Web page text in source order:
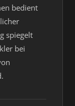
bedient
spiegelt
bei